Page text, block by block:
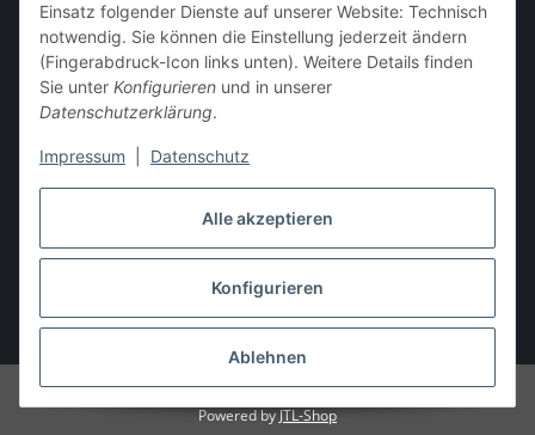
Alle akzeptieren
Konfigurieren
Ablehnen
Einsatz folgender Dienste auf unserer Website: Technisch
notwendig. Sie können die Einstellung jederzeit ändern
(Fingerabdruck-Icon links unten). Weitere Details finden
Sie unter Konfigurieren und in unserer
Datenschutzerklärung.
Impressum Datenschutz
Rechtliches
Mein Konto
Vertrag widerrufen
* Alle Preise inkl. gesetzlicher USt., zzgl.Versand
© Stoff-ConneXion - Powered by IT-X-TREME
Powered byJTL-Shop